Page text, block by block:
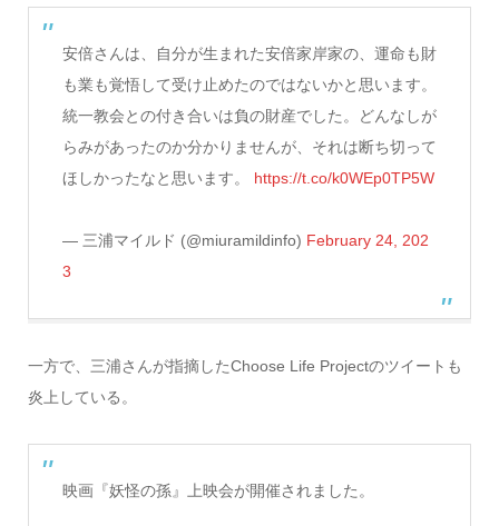
安倍さんは、自分が生まれた安倍家岸家の、運命も財
も業も覚悟して受け止めたのではないかと思います。
統一教会との付き合いは負の財産でした。どんなしが
らみがあったのか分かりませんが、それは断ち切って
ほしかったなと思います。 https://t.co/k0WEp0TP5W
— 三浦マイルド (@miuramildinfo) February 24, 202
3
一方で、三浦さんが指摘したChoose Life Projectのツイートも
炎上している。
映画『妖怪の孫』上映会が開催されました。